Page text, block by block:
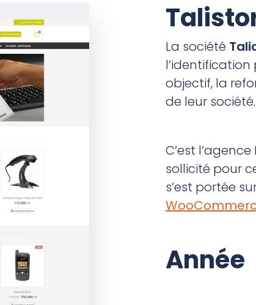
La société
objectif, la
de leur
C’est
sollicité pour
s’est portée
Année